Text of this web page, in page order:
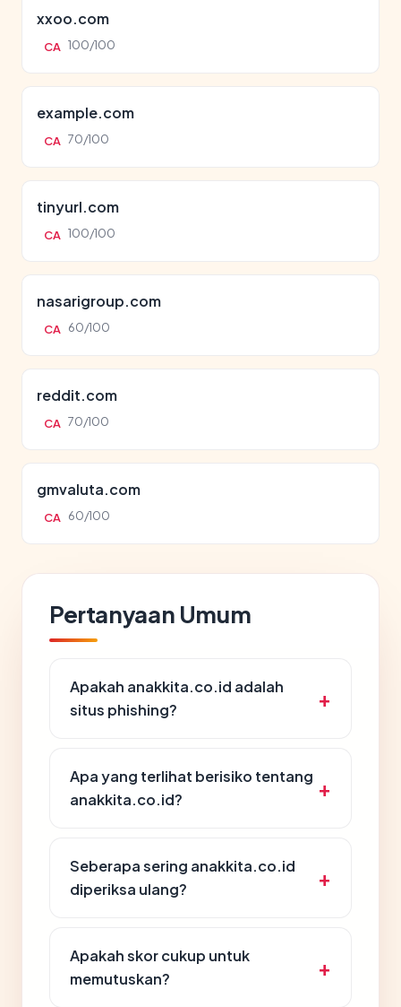
xxoo.com
CA 100/100
example.com
CA 70/100
tinyurl.com
CA 100/100
nasarigroup.com
CA 60/100
reddit.com
CA 70/100
gmvaluta.com
CA 60/100
Pertanyaan Umum
Apakah anakkita.co.id adalah
situs phishing?
Apa yang terlihat berisiko tentang
anakkita.co.id?
Seberapa sering anakkita.co.id
diperiksa ulang?
Apakah skor cukup untuk
memutuskan?